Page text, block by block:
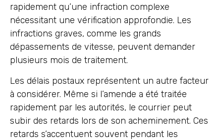
rapidement qu’une infraction complexe
nécessitant une vérification approfondie. Les
infractions graves, comme les grands
dépassements de vitesse, peuvent demander
plusieurs mois de traitement.
Les délais postaux représentent un autre facteur
à considérer. Même si l’amende a été traitée
rapidement par les autorités, le courrier peut
subir des retards lors de son acheminement. Ces
retards s’accentuent souvent pendant les